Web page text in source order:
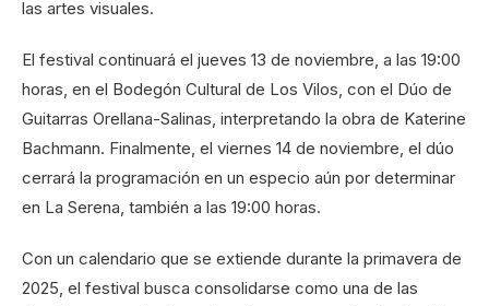
las artes visuales.
El festival continuará el jueves 13 de noviembre, a las 19:00
horas, en el Bodegón Cultural de Los Vilos, con el Dúo de
Guitarras Orellana-Salinas, interpretando la obra de Katerine
Bachmann. Finalmente, el viernes 14 de noviembre, el dúo
cerrará la programación en un especio aún por determinar
en La Serena, también a las 19:00 horas.
Con un calendario que se extiende durante la primavera de
2025, el festival busca consolidarse como una de las